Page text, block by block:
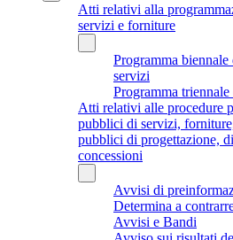
Atti relativi alla
servizi e forniture
Programma
servizi
Programma
Atti relativi alle procedure
pubblici di servizi,
pubblici di progettazione,
concessioni
Avvisi di
Determina a
Avvisi e Bandi